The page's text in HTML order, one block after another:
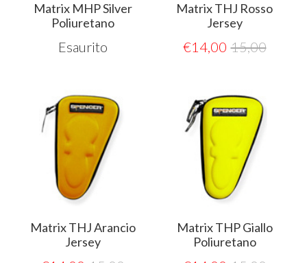
Matrix MHP Silver
Poliuretano
Esaurito
Matrix THJ Rosso
Jersey
€14,00 15,00
Matrix THJ Arancio
Jersey
Matrix THP Giallo
Poliuretano